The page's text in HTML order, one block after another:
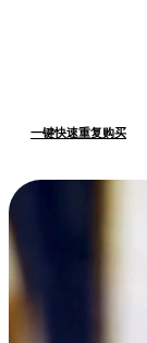
一键快速重复购买